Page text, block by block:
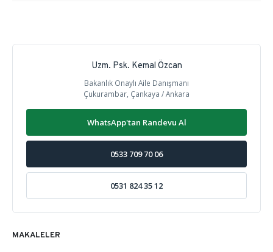
Uzm. Psk. Kemal Özcan
Bakanlık Onaylı Aile Danışmanı
Çukurambar, Çankaya / Ankara
WhatsApp'tan Randevu Al
0533 709 70 06
0531 824 35 12
MAKALELER